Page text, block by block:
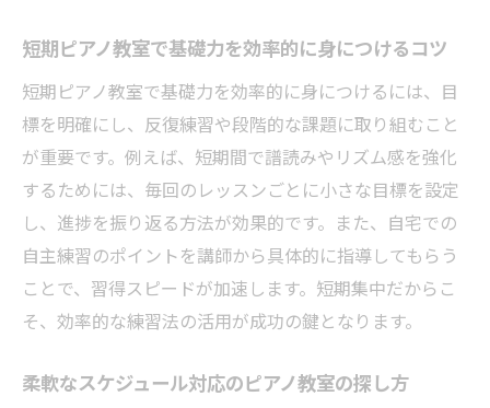
ピアノ教室でモチベーションを維持する工
夫
短期コースで成果を感じるピアノ教室の特
徴
ピアノ教室を短期間で選ぶ際の注意点
ピアノ教室の短期コース選択で失敗しない
コツ
短期間で選ぶピアノ教室の見極めポイント
ピアノ教室のレッスン内容と費用をしっか
短期ピアノ教室で基礎力を効率的に身につけるコツ
短期ピアノ教室で基礎力を効率的に身につけるには、目
標を明確にし、反復練習や段階的な課題に取り組むこと
が重要です。例えば、短期間で譜読みやリズム感を強化
するためには、毎回のレッスンごとに小さな目標を設定
し、進捗を振り返る方法が効果的です。また、自宅での
自主練習のポイントを講師から具体的に指導してもらう
ことで、習得スピードが加速します。短期集中だからこ
そ、効率的な練習法の活用が成功の鍵となります。
柔軟なスケジュール対応のピアノ教室の探し方